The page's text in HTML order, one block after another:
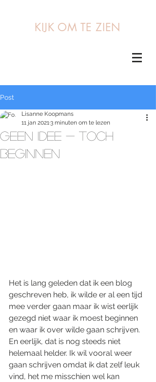
KIJK OM TE ZIEN
Post
GEEN IDEE - TOCH
BEGINNEN
Lisanne Koopmans
11 jan 20213 minuten om te lezen
Het is lang geleden dat ik een blog
geschreven heb, ik wilde er al een tijd
mee verder gaan maar ik wist eerlijk
gezegd niet waar ik moest beginnen
en waar ik over wilde gaan schrijven.
En eerlijk, dat is nog steeds niet
helemaal helder. Ik wil vooral weer
gaan schrijven omdat ik dat zelf leuk
vind, het me misschien wel kan